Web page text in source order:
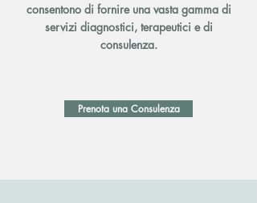
consentono di fornire una vasta gamma di
servizi diagnostici, terapeutici e di
consulenza.
Prenota una Consulenza